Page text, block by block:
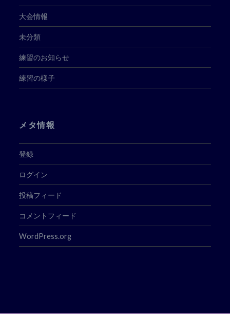
大会情報
未分類
練習のお知らせ
練習の様子
メタ情報
登録
ログイン
投稿フィード
コメントフィード
WordPress.org